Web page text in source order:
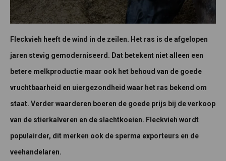
Fleckvieh heeft de wind in de zeilen. Het ras is de afgelopen
jaren stevig gemoderniseerd. Dat betekent niet alleen een
betere melkproductie maar ook het behoud van de goede
vruchtbaarheid en uiergezondheid waar het ras bekend om
staat. Verder waarderen boeren de goede prijs bij de verkoop
van de stierkalveren en de slachtkoeien. Fleckvieh wordt
populairder, dit merken ook de sperma exporteurs en de
veehandelaren.